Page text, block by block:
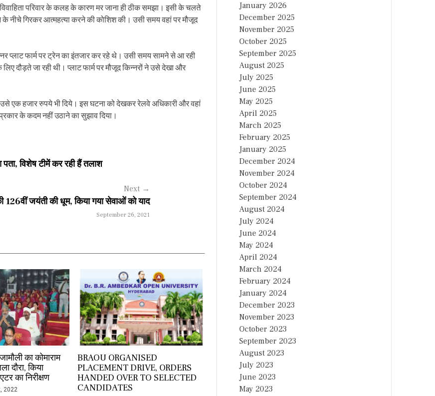
परिवार के कलह के कारण मर जाना ही ठीक समझा। इसी के चलते
गिरकर आत्महत्या करने की कोशिश की। उसी समय वहां पर मौजूद
प्लाट फार्म पर ट्रेन का इंतजार कर रहे थे। उसी समय सामने से आ रही
दौड़ते जा रही थी। प्लाट फार्म पर मौजूद किन्नरों ने उसे देखा और
एक हजार रुपये भी दिये। इस घटना को देखकर रेलवे अधिकारी और वहां
के कदम नहीं उठाने का सुझाव दिया।
विशेष टीमें कर रही हैं तलाश
Next →
126वीं जयंती की धूम, किया गया सेवाओं को याद
September 26, 2021
का कोमाराम
दौरा, किया
का निरीक्षण
2022
BRAOU ORGANISED
PLACEMENT DRIVE, ORDERS
HANDED OVER TO SELECTED
CANDIDATES
January 2026
December 2025
November 2025
October 2025
September 2025
August 2025
July 2025
June 2025
May 2025
April 2025
March 2025
February 2025
January 2025
December 2024
November 2024
October 2024
September 2024
August 2024
July 2024
June 2024
May 2024
April 2024
March 2024
February 2024
January 2024
December 2023
November 2023
October 2023
September 2023
August 2023
July 2023
June 2023
May 2023